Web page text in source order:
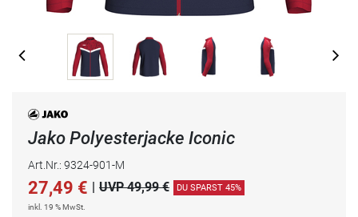
Jako Polyesterjacke Iconic
Art.Nr.: 9324-901-M
27,49 € UVP 49,99 € DU SPARST 45%
inkl. 19 % MwSt.